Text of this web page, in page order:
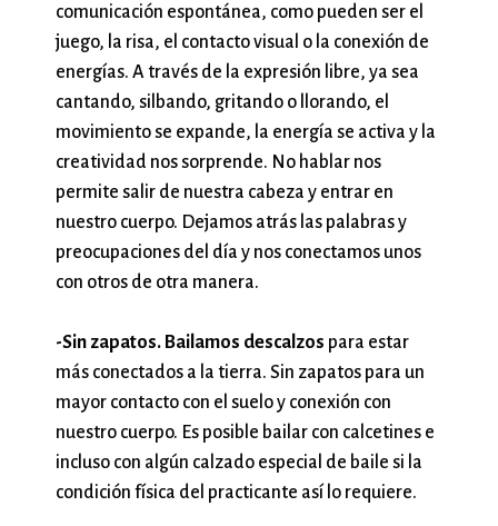
comunicación espontánea, como pueden ser el
juego, la risa, el contacto visual o la conexión de
energías. A través de la expresión libre, ya sea
cantando, silbando, gritando o llorando, el
movimiento se expande, la energía se activa y la
creatividad nos sorprende. No hablar nos
permite salir de nuestra cabeza y entrar en
nuestro cuerpo. Dejamos atrás las palabras y
preocupaciones del día y nos conectamos unos
con otros de otra manera.
-Sin zapatos. Bailamos descalzos para estar
más conectados a la tierra. Sin zapatos para un
mayor contacto con el suelo y conexión con
nuestro cuerpo. Es posible bailar con calcetines e
incluso con algún calzado especial de baile si la
condición física del practicante así lo requiere.